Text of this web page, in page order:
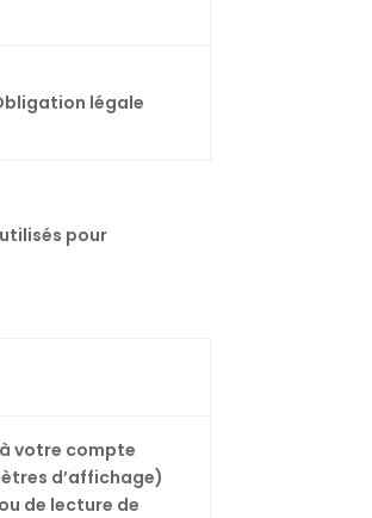
légale
pour
votre compte
d’affichage)
de lecture de